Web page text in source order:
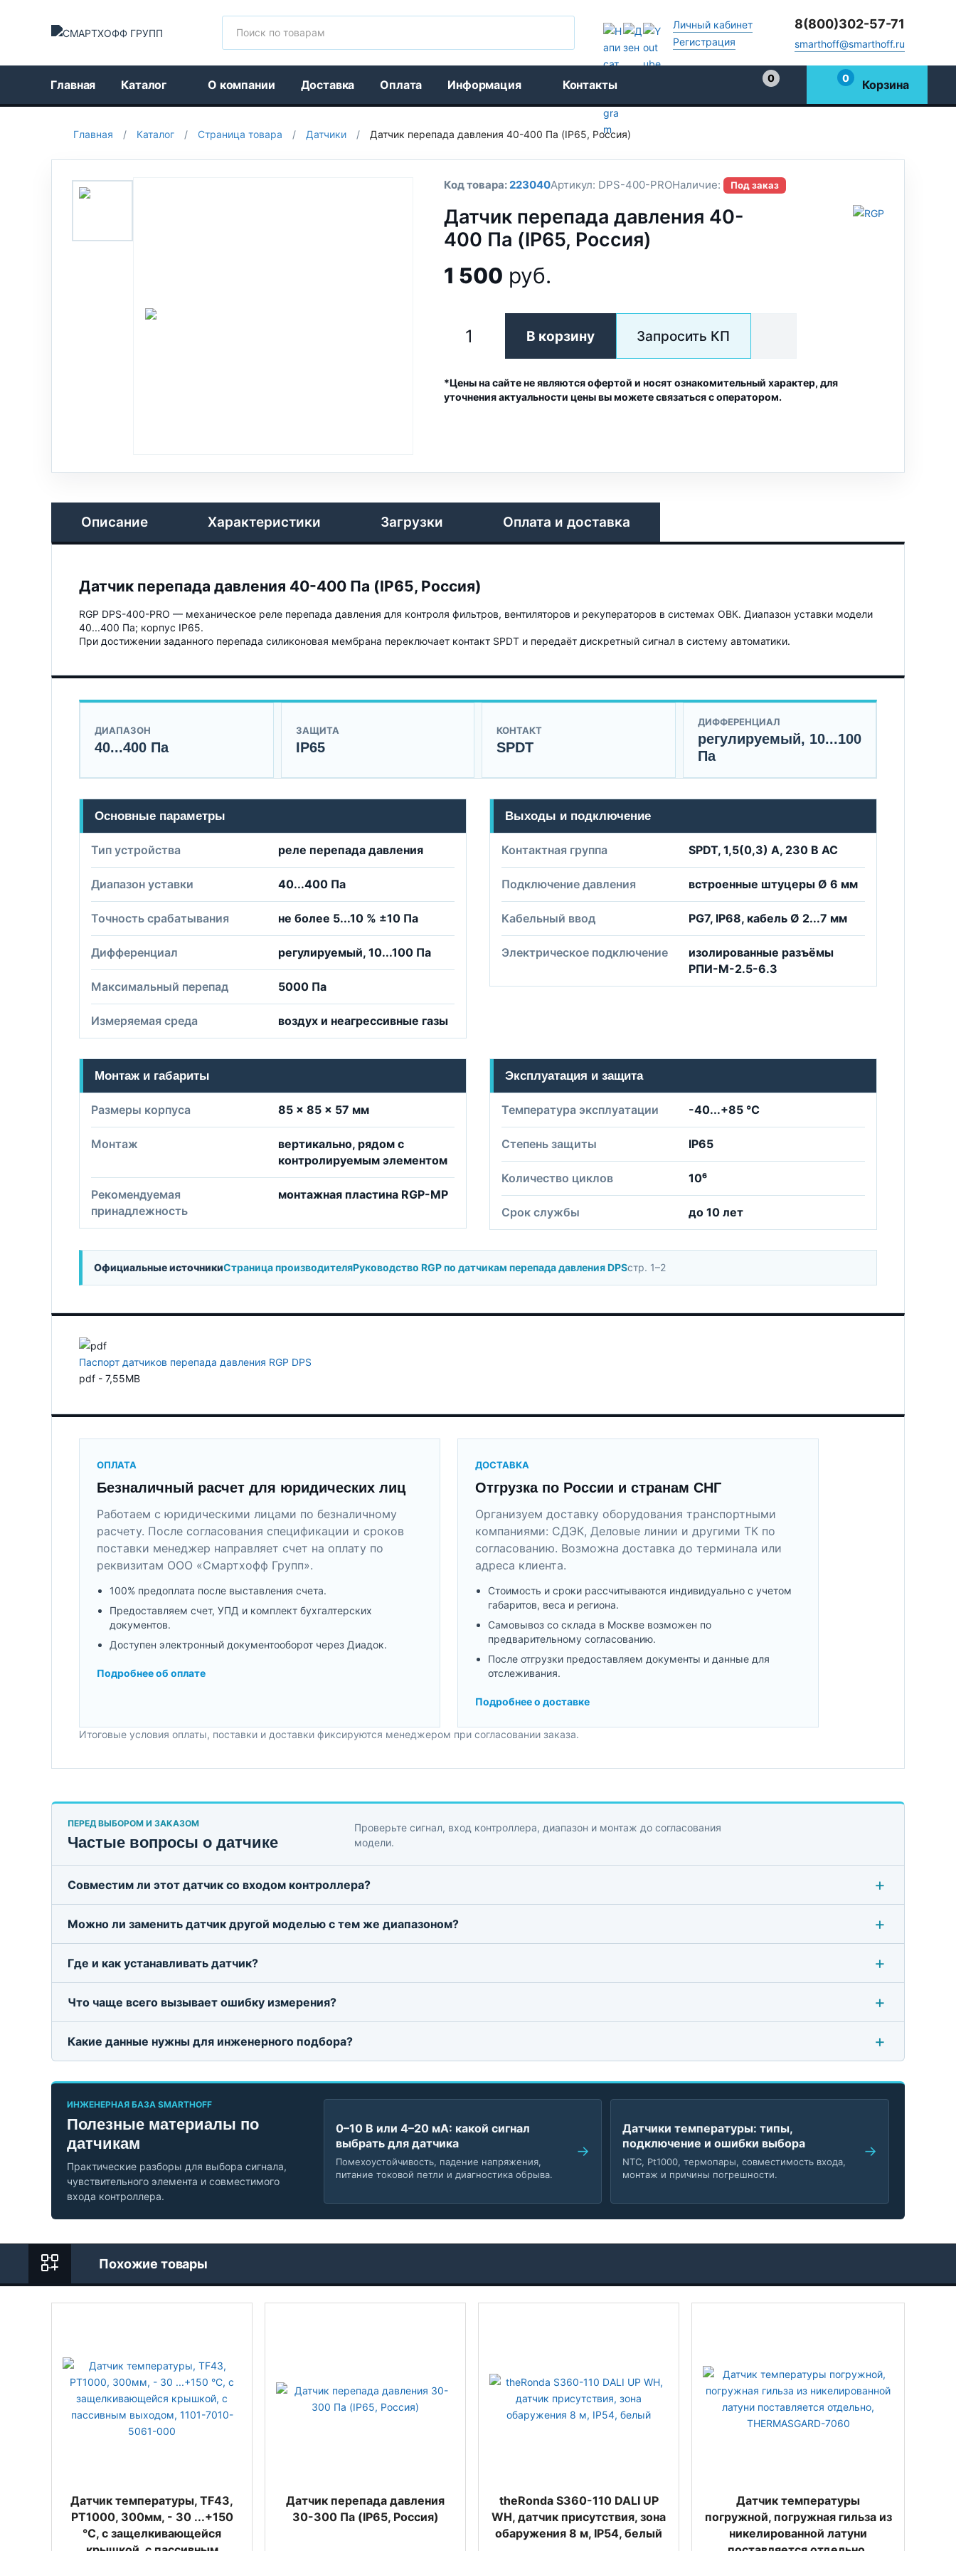
Личный кабинет
Регистрация
8(800)302-57-71
smarthoff@smarthoff.ru
Главная Каталог О компании Доставка Оплата Информация Контакты
0
0 Корзина
Главная / Каталог / Страница товара / Датчики / Датчик перепада давления 40-400 Па (IP65, Россия)
Код товара:223040Артикул: DPS-400-PROНаличие: Под заказ
Датчик перепада давления 40-
400 Па (IP65, Россия)
1 500 руб.
В корзину Запросить КП
*Цены на сайте не являются офертой и носят ознакомительный характер, для
уточнения актуальности цены вы можете связаться с оператором.
Описание Характеристики Загрузки Оплата и доставка
Датчик перепада давления 40-400 Па (IP65, Россия)
RGP DPS-400-PRO — механическое реле перепада давления для контроля фильтров, вентиляторов и рекуператоров в системах ОВК. Диапазон уставки модели
40...400 Па; корпус IP65.
При достижении заданного перепада силиконовая мембрана переключает контакт SPDT и передаёт дискретный сигнал в систему автоматики.
ДИАПАЗОН
40...400 Па
ЗАЩИТА
IP65
КОНТАКТ
SPDT
ДИФФЕРЕНЦИАЛ
регулируемый, 10...100
Па
Основные параметры
Тип устройства реле перепада давления
Диапазон уставки 40...400 Па
Точность срабатывания не более 5...10 % ±10 Па
Дифференциал регулируемый, 10...100 Па
Максимальный перепад 5000 Па
Измеряемая среда воздух и неагрессивные газы
Выходы и подключение
Контактная группа SPDT, 1,5(0,3) А, 230 В AC
Подключение давления встроенные штуцеры Ø 6 мм
Кабельный ввод PG7, IP68, кабель Ø 2...7 мм
Электрическое подключение
изолированные разъёмы
РПИ-М-2.5-6.3
Монтаж и габариты
Размеры корпуса 85 × 85 × 57 мм
Монтаж
вертикально, рядом с
контролируемым элементом
Рекомендуемая
принадлежность
монтажная пластина RGP-MP
Эксплуатация и защита
Температура эксплуатации -40...+85 °C
Степень защиты IP65
Количество циклов 10⁶
Срок службы до 10 лет
Официальные источникиСтраница производителяРуководство RGP по датчикам перепада давления DPSстр. 1–2
Паспорт датчиков перепада давления RGP DPS
pdf - 7,55MB
ОПЛАТА
Безналичный расчет для юридических лиц
Работаем с юридическими лицами по безналичному
расчету. После согласования спецификации и сроков
поставки менеджер направляет счет на оплату по
реквизитам ООО «Смартхофф Групп».
100% предоплата после выставления счета.
Предоставляем счет, УПД и комплект бухгалтерских
документов.
Доступен электронный документооборот через Диадок.
Подробнее об оплате
ДОСТАВКА
Отгрузка по России и странам СНГ
Организуем доставку оборудования транспортными
компаниями: СДЭК, Деловые линии и другими ТК по
согласованию. Возможна доставка до терминала или
адреса клиента.
Стоимость и сроки рассчитываются индивидуально с учетом
габаритов, веса и региона.
Самовывоз со склада в Москве возможен по
предварительному согласованию.
После отгрузки предоставляем документы и данные для
отслеживания.
Подробнее о доставке
Итоговые условия оплаты, поставки и доставки фиксируются менеджером при согласовании заказа.
ПЕРЕД ВЫБОРОМ И ЗАКАЗОМ
Частые вопросы о датчике
Проверьте сигнал, вход контроллера, диапазон и монтаж до согласования
модели.
Совместим ли этот датчик со входом контроллера?
Можно ли заменить датчик другой моделью с тем же диапазоном?
Где и как устанавливать датчик?
Что чаще всего вызывает ошибку измерения?
Какие данные нужны для инженерного подбора?
ИНЖЕНЕРНАЯ БАЗА SMARTHOFF
Полезные материалы по
датчикам
Практические разборы для выбора сигнала,
чувствительного элемента и совместимого
входа контроллера.
0–10 В или 4–20 мА: какой сигнал
выбрать для датчика
Помехоустойчивость, падение напряжения,
питание токовой петли и диагностика обрыва.
Датчики температуры: типы,
подключение и ошибки выбора
NTC, Pt1000, термопары, совместимость входа,
монтаж и причины погрешности.
Похожие товары
Датчик температуры, TF43,
PT1000, 300мм, - 30 ...+150
°C, с защелкивающейся
Датчик перепада давления
30-300 Па (IP65, Россия)
theRonda S360-110 DALI UP
WH, датчик присутствия, зона
обаружения 8 м, IP54, белый
Датчик температуры
погружной, погружная гильза из
никелированной латуни